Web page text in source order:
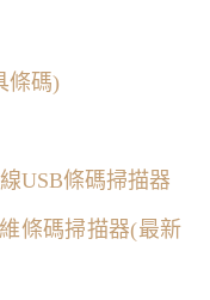
條碼)
USB條碼掃描器
條碼掃描器(最新